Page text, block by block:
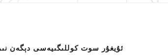
ئۇيغۇر سوت كوللىگىيەسى دېگەن